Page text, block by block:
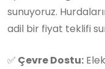
sunuyoruz.
adil bir fiyat teklifi
✅ Çevre Dostu: